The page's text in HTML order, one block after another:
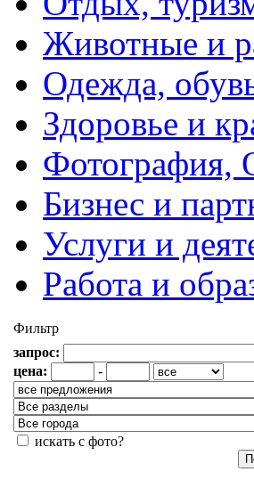
Животные и
Одежда,
Здоровье и
Фотография,
Бизнес и
Услуги и
Работа и
Фильтр
запрос:
цена:
-
искать с фото?